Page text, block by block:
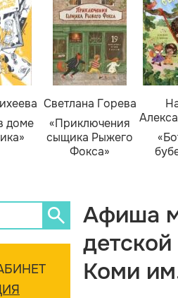
доме
Светлана Горева
«Приключения
сыщика Рыжего
Фокса»
Афиша
Коми